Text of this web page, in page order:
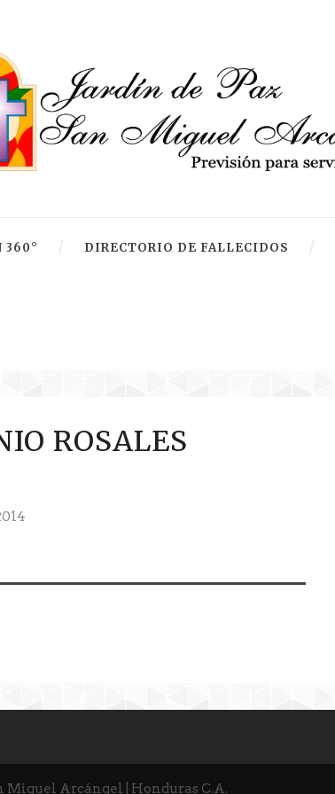
360° DIRECTORIO DE FALLECIDOS
ROSALES
Miguel Arcángel | Honduras C.A.